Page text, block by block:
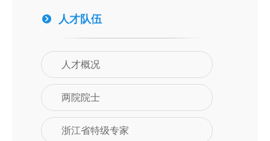
人才队伍
人才概况
两院院士
浙江省特级专家